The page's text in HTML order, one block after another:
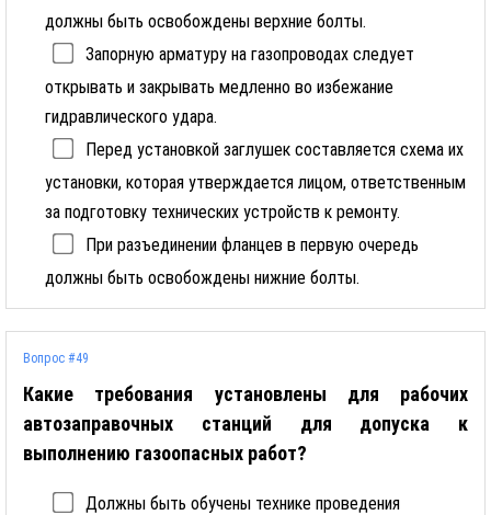
должны быть освобождены верхние болты.
Запорную арматуру на газопроводах следует
открывать и закрывать медленно во избежание
гидравлического удара.
Перед установкой заглушек составляется схема их
установки, которая утверждается лицом, ответственным
за подготовку технических устройств к ремонту.
При разъединении фланцев в первую очередь
должны быть освобождены нижние болты.
Вопрос #49
Какие требования установлены для рабочих
автозаправочных станций для допуска к
выполнению газоопасных работ?
Должны быть обучены технике проведения